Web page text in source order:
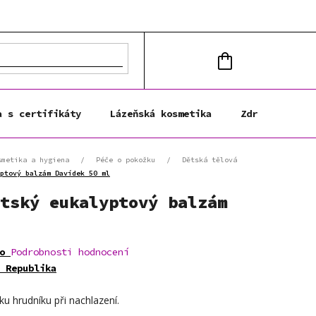
KOŠÍK
s certifikáty Lázeňská kosmetika Zdravá výživa
a hygiena / Péče o pokožku /
Dětská tělová
balzám Davídek 50 ml
eukalyptový balzám
Podrobnosti hodnocení
hrudníku při nachlazení.